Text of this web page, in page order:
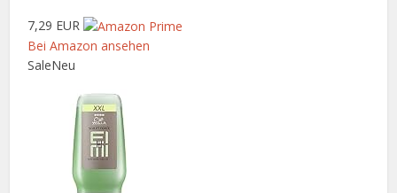
7,29 EUR
Bei Amazon ansehen
SaleNeu